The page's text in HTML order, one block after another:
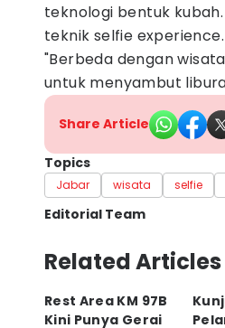
teknologi bentuk
teknik selfie experience.
"Berbeda dengan
untuk menyambut
Share Article
Topics
Jabar wisata selfie
Editorial Team
Editor
Wildan Ibnu
Editor
Related Articles
Rest Area KM 97B
Kini Punya Gerai